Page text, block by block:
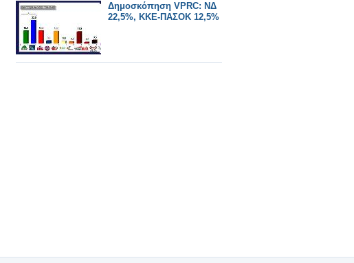
Δημοσκόπηση VPRC: ΝΔ
22,5%, ΚΚΕ-ΠΑΣΟΚ 12,5%